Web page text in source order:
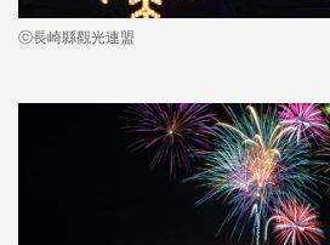
ⓒ長崎縣觀光連盟